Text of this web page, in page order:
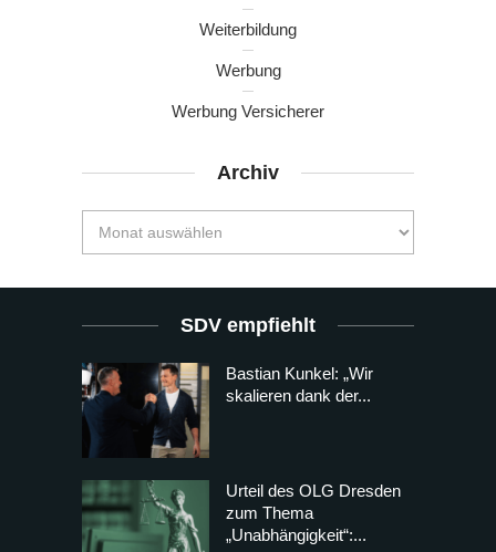
Weiterbildung
Werbung
Werbung Versicherer
Archiv
SDV empfiehlt
Bastian Kunkel: „Wir
skalieren dank der...
Urteil des OLG Dresden
zum Thema
„Unabhängigkeit“:...